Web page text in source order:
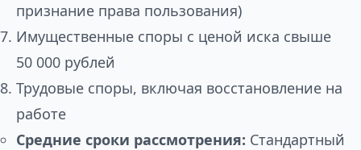
признание права пользования)
Имущественные споры с ценой иска свыше
50 000 рублей
Трудовые споры, включая восстановление на
работе
Средние сроки рассмотрения: Стандартный